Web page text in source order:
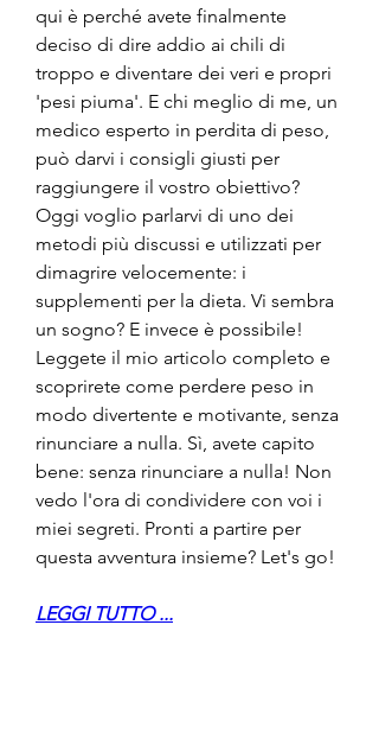
qui è perché avete finalmente
deciso di dire addio ai chili di
troppo e diventare dei veri e propri
'pesi piuma'. E chi meglio di me, un
medico esperto in perdita di peso,
può darvi i consigli giusti per
raggiungere il vostro obiettivo?
Oggi voglio parlarvi di uno dei
metodi più discussi e utilizzati per
dimagrire velocemente: i
supplementi per la dieta. Vi sembra
un sogno? E invece è possibile!
Leggete il mio articolo completo e
scoprirete come perdere peso in
modo divertente e motivante, senza
rinunciare a nulla. Sì, avete capito
bene: senza rinunciare a nulla! Non
vedo l'ora di condividere con voi i
miei segreti. Pronti a partire per
questa avventura insieme? Let's go!
LEGGI TUTTO ...